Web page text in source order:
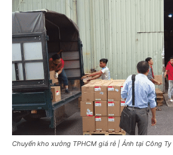
Chuyển kho xưởng TPHCM giá rẻ | Ảnh tại Công Ty